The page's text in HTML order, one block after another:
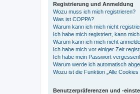
Registrierung und Anmeldung
Wozu muss ich mich registrieren?
Was ist COPPA?
Warum kann ich mich nicht
Ich habe mich registriert, kann
Warum kann ich mich nicht
Ich habe mich vor einiger Zeit
Ich habe mein Passwort vergessen!
Warum werde ich automatisch
Wozu ist die Funktion „Alle Cookies
Benutzerpräferenzen und -